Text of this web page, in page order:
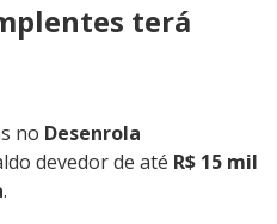
terá
no Desenrola
devedor de até R$ 15 mil
.